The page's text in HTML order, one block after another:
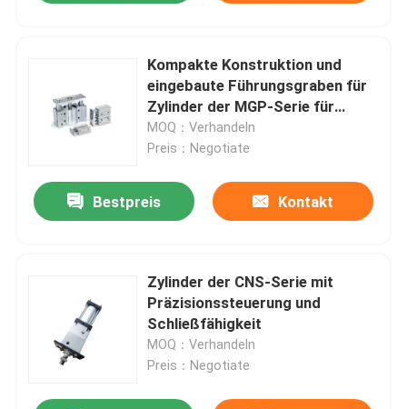
Kompakte Konstruktion und
eingebaute Führungsgraben für
Zylinder der MGP-Serie für
industrielle Automatisierung
MOQ：Verhandeln
Preis：Negotiate
Bestpreis Kontakt
Zylinder der CNS-Serie mit
Präzisionssteuerung und
Schließfähigkeit
MOQ：Verhandeln
Preis：Negotiate